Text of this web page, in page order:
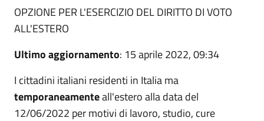
OPZIONE PER L'ESERCIZIO DEL DIRITTO DI VOTO
ALL'ESTERO
Ultimo aggiornamento: 15 aprile 2022, 09:34
I cittadini italiani residenti in Italia ma
temporaneamenteall'estero alla data del
12/06/2022 per motivi di lavoro, studio, cure